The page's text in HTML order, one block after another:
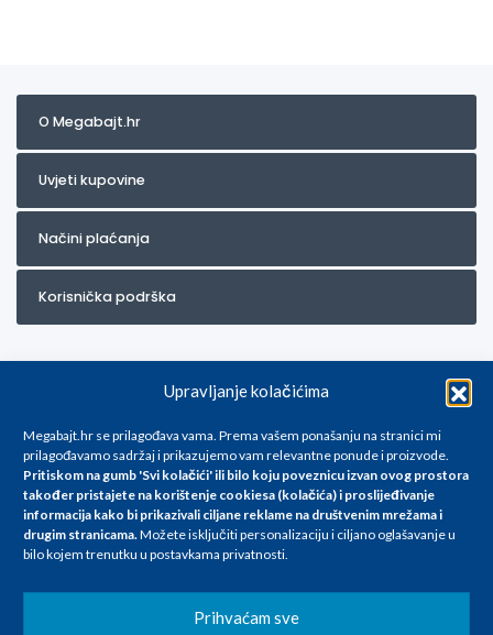
Upravljanje kolačićima
Megabajt.hr se prilagođava vama. Prema vašem ponašanju na stranici mi
prilagođavamo sadržaj i prikazujemo vam relevantne ponude i proizvode.
Pritiskom na gumb 'Svi kolačići' ili bilo koju poveznicu izvan ovog prostora
također pristajete na korištenje cookiesa (kolačića) i proslijeđivanje
informacija kako bi prikazivali ciljane reklame na društvenim mrežama i
drugim stranicama.Možete isključiti personalizaciju i ciljano oglašavanje u
bilo kojem trenutku u postavkama privatnosti.
Prihvaćam sve
O Megabajt.hr
Uvjeti kupovine
Načini plaćanja
Korisnička podrška
Za artikle kojih trenutno nema u ponudi obratite nam se na
info@megabajt.hr. Sve cijene su informativnog karaktera i podložne su
promjenama, a
iskazane su za avansno plaćanje(gotovina) u Eurima i uključuju PDV. Sve
se razlikovati od cijena u našim poslovnicama. Trudimo se dati što bolji
i točniji opis i sliku. Unatoč tome, ne možemo garantirati da su svi